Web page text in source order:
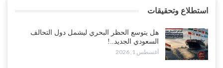
استطلاع وتحقيقات
هل يتوسع الحظر البحري ليشمل دول التحالف
السعودي الجديد..!
أغسطس 1, 2026